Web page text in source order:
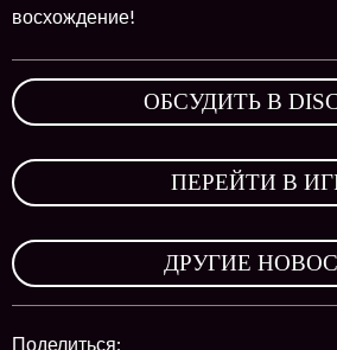
восхождение!
ОБСУДИТЬ В
ПЕРЕЙТИ В
ДРУГИЕ
Поделиться: